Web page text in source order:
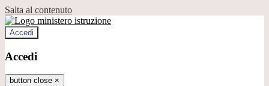
Salta al contenuto
Accedi
Accedi
button close ×